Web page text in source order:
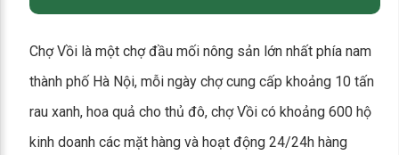
Chợ Vồi là một chợ đầu mối nông sản lớn nhất phía nam
thành phố Hà Nội, mỗi ngày chợ cung cấp khoảng 10 tấn
rau xanh, hoa quả cho thủ đô, chợ Vồi có khoảng 600 hộ
kinh doanh các mặt hàng và hoạt động 24/24h hàng